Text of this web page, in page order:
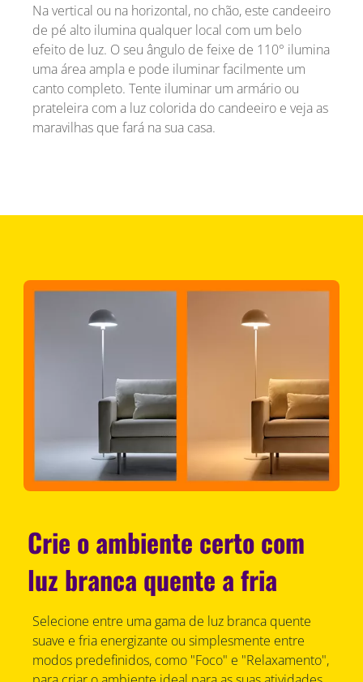
Na vertical ou na horizontal, no chão, este candeeiro
de pé alto ilumina qualquer local com um belo
efeito de luz. O seu ângulo de feixe de 110° ilumina
uma área ampla e pode iluminar facilmente um
canto completo. Tente iluminar um armário ou
prateleira com a luz colorida do candeeiro e veja as
maravilhas que fará na sua casa.
Crie o ambiente certo com
luz branca quente a fria
Selecione entre uma gama de luz branca quente
suave e fria energizante ou simplesmente entre
modos predefinidos, como "Foco" e "Relaxamento",